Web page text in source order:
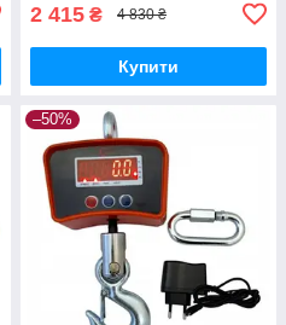
2 415 ₴ 4 830 ₴
Купити
–50%